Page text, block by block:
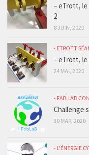
– eTrott,
2
8 JUIN, 2020
- ETROTT
– eTrott,
24 MAI, 2020
- FAB LAB
Challenge
30 MAR, 2020
- L'ÉNERGIE